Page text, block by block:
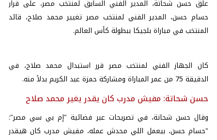
علق حسن شحاتة، المدير الفني السابق لمنتخب مصر، على قرار
حسام حسن، المدير الفني لمنتخب مصر تغيير محمد صلاح، قائد
المنتخب في مباراة بلجيكا ببطولة كأس العالم.
كان الجهاز الفني لمنتخب مصر قرر استبدال محمد صلاح، في
الدقيقة 75 من عمر المباراة ومشاركة حمزة عبد الكريم بدلاً منه.
حسن شحاتة: مفيش مدرب كان يقدر يغير محمد صلاح
وقال حسن شحاتة، في تصريحات عبر فضائية "إم بي سي مصر":
"حسام حسن، بيعمل اللي محدش عمله، مفيش مدرب كان هيقدر